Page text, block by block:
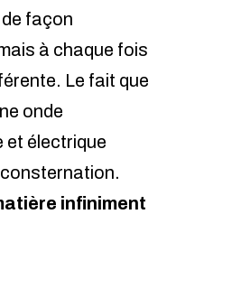
façon
à chaque fois
Le fait que
onde
et électrique
infiniment